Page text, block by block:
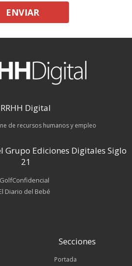
ENVIAR
RRHH Digital
de recursos humanos y empleo
Grupo Ediciones Digitales Siglo
21
GolfConfidencial
Diario del Bebé
Secciones
Portada